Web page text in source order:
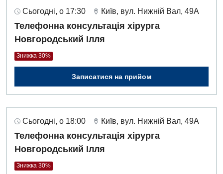
Сьогодні, о 17:30 Київ, вул. Нижній Вал, 49А
Телефонна консультація хірурга
Новгородський Ілля
Знижка 30%
Записатися на прийом
Сьогодні, о 18:00 Київ, вул. Нижній Вал, 49А
Телефонна консультація хірурга
Новгородський Ілля
Знижка 30%